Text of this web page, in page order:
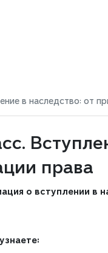
в наследство: от
права
о вступлении в